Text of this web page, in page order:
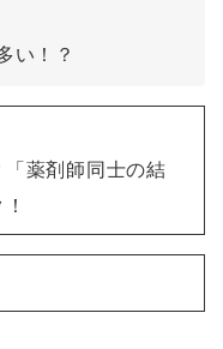
い！？
薬剤師同士の結